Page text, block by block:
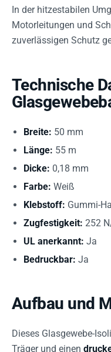
In der hitzestabilen
Motorleitungen und
zuverlässigen Schutz
Technische
Breite: 50 mm
Länge: 55 m
Dicke: 0,18 mm
Farbe: Weiß
Klebstoff: Gummi-
Zugfestigkeit: 252
UL anerkannt: Ja
Bedruckbar: Ja
Aufbau und
Dieses Glasgewebe-
Träger und einen